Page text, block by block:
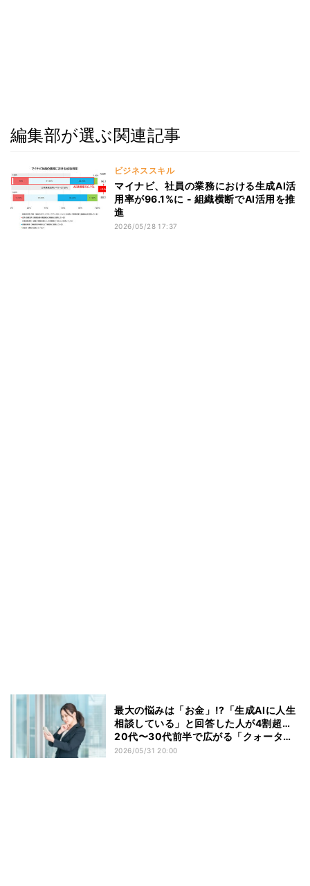
編集部が選ぶ関連記事
ビジネススキル
マイナビ、社員の業務における生成AI活
用率が96.1%に - 組織横断でAI活用を推
進
2026/05/28 17:37
最大の悩みは「お金」!?「生成AIに人生
相談している」と回答した人が4割超…
20代〜30代前半で広がる「クォーター
ライフクライシス」とは？
2026/05/31 20:00